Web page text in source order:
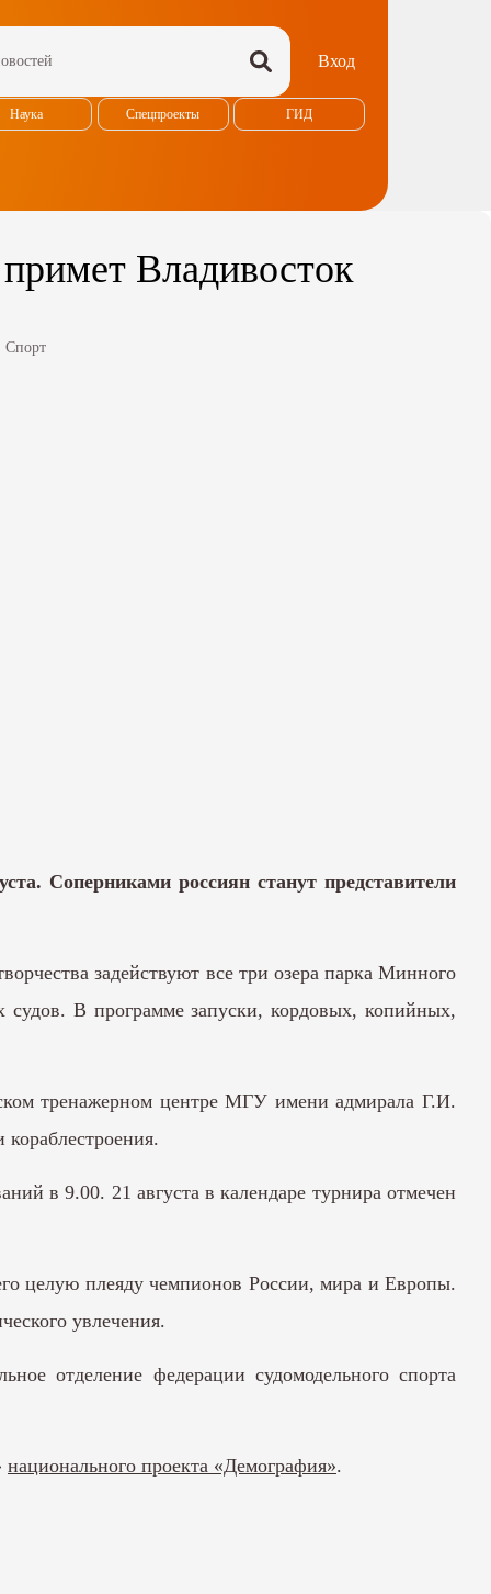
Вход
Наука Спецпроекты ГИД
Владивосток
Спорт
Соперниками россиян станут представители
задействуют все три озера парка Минного
судов. В программе запуски, кордовых, копийных,
тренажерном центре МГУ имени адмирала Г.И.
в 9.00. 21 августа в календаре турнира отмечен
целую плеяду чемпионов России, мира и Европы.
увлечения.
отделение федерации судомодельного спорта
национального проекта «Демография».